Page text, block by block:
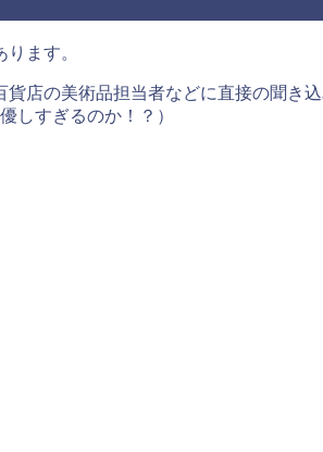
ます。
店の美術品担当者などに直接の聞き
しすぎるのか！？）